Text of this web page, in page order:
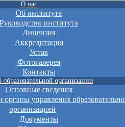
О нас
Об институте
Руководство института
Лицензия
Аккредитация
Устав
Фотогалерея
Контакты
образовательной организации
Основные сведения
органы управления
организацией
Документы